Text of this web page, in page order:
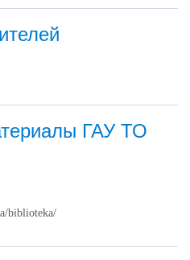
ГАУ ТО
biblioteka/